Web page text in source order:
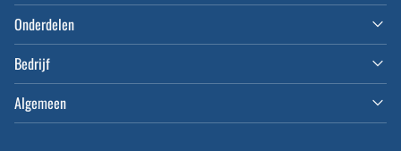
Onderdelen
Bedrijf
Algemeen